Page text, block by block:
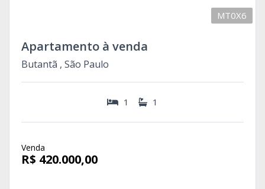
MT0X6
Apartamento à venda
Butantã , São Paulo
1 1
Venda
R$ 420.000,00